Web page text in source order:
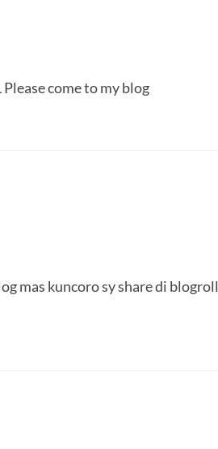
come to my blog
mas kuncoro sy share di blogroll